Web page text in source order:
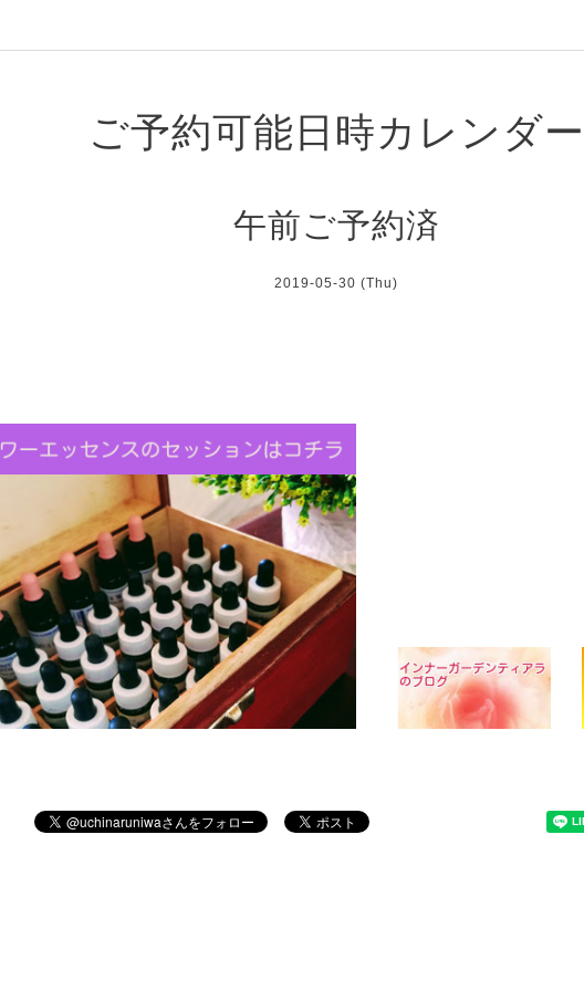
ご予約可能日時カレンダー
午前ご予約済
2019-05-30 (Thu)